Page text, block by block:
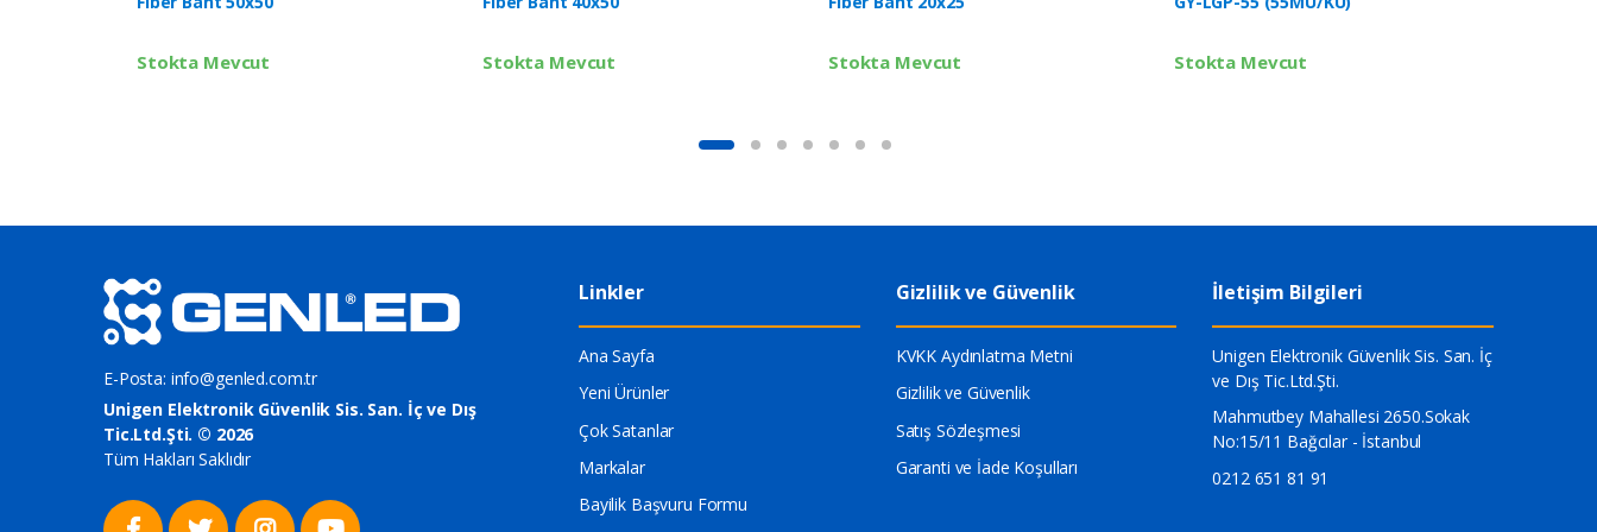
Stokta Mevcut Stokta Mevcut Stokta Mevcut Stokta Mevcut
E-Posta: info@genled.com.tr
Unigen Elektronik Güvenlik Sis. San. İç ve Dış
Tic.Ltd.Şti. © 2026
Tüm Hakları Saklıdır
Linkler
Ana Sayfa
Yeni Ürünler
Çok Satanlar
Markalar
Bayilik Başvuru Formu
Gizlilik ve Güvenlik
KVKK Aydınlatma Metni
Gizlilik ve Güvenlik
Satış Sözleşmesi
Garanti ve İade Koşulları
İletişim Bilgileri
Unigen Elektronik Güvenlik Sis. San. İç
ve Dış Tic.Ltd.Şti.
Mahmutbey Mahallesi 2650.Sokak
No:15/11 Bağcılar - İstanbul
0212 651 81 91